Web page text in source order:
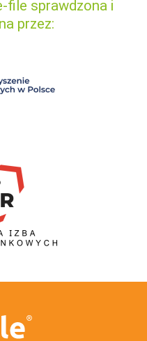
file sprawdzona i
przez: